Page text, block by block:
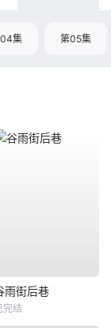
集 第05集
雨街后巷
完结